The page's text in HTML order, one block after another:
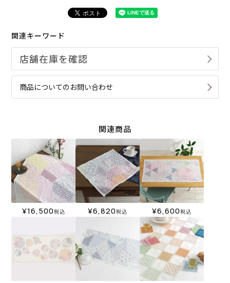
関連キーワード
商品についてのお問い合わせ
関連商品
¥16,500税込 ¥6,820税込 ¥6,600税込